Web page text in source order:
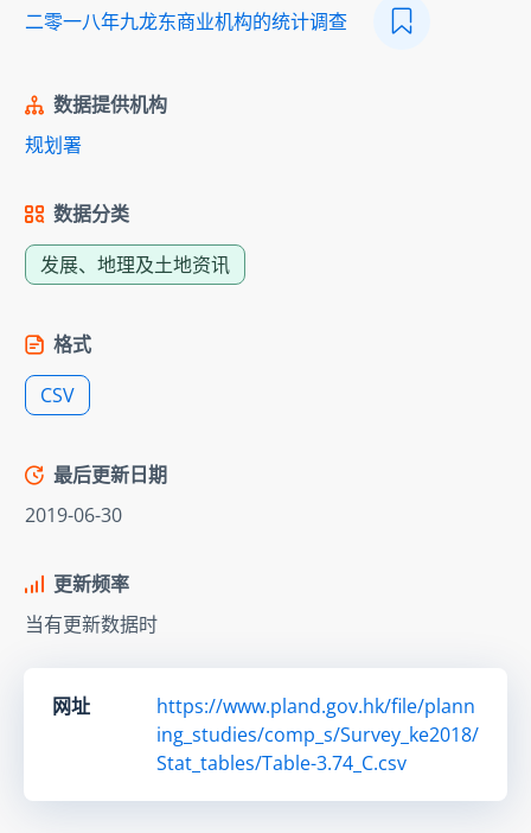
二零一八年九龙东商业机构的统计调查
数据提供机构
规划署
数据分类
发展、地理及土地资讯
格式
CSV
最后更新日期
2019-06-30
更新频率
当有更新数据时
网址
https://www.pland.gov.hk/file/plann
ing_studies/comp_s/Survey_ke2018/
Stat_tables/Table-3.74_C.csv